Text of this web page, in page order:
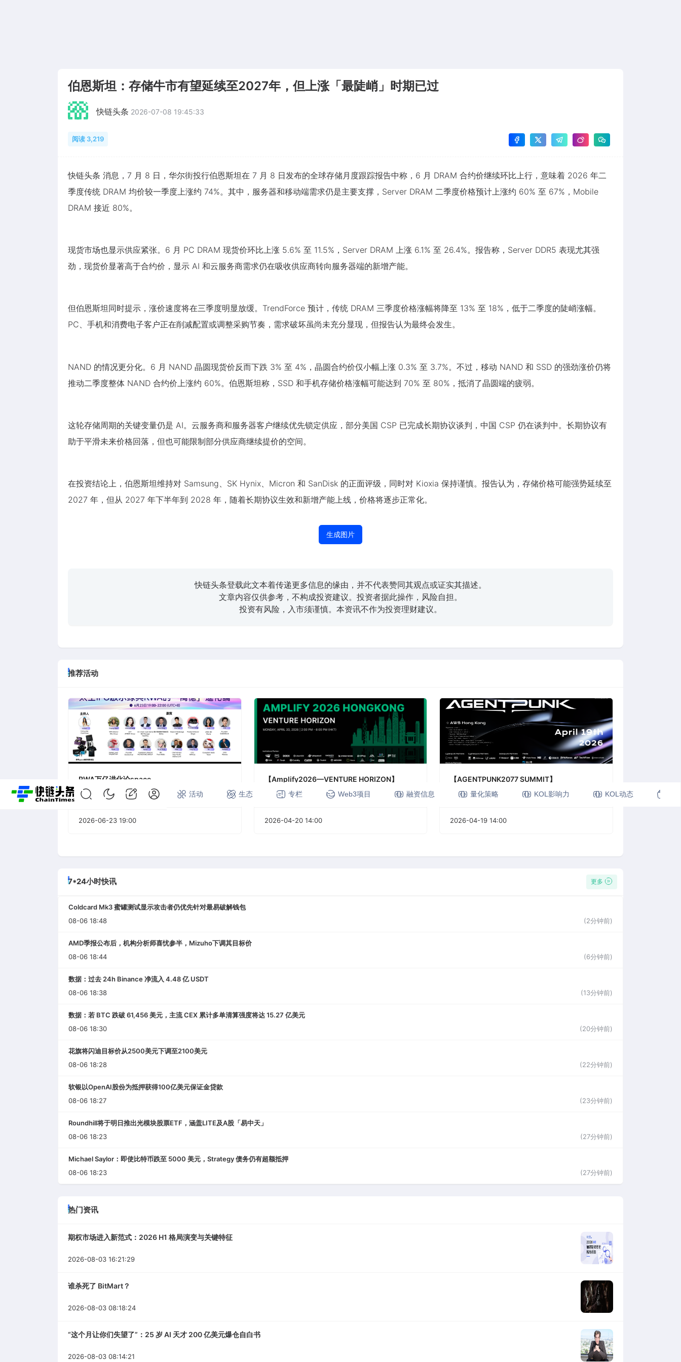
首页 快讯 专题 活动 生态 专栏 Web3项目 融资信息 量化策略 KOL影响力 KOL动态
伯恩斯坦：存储牛市有望延续至2027年，但上涨「最陡峭」时期已过
快链头条 2026-07-08 19:45:33
阅读 3,219
快链头条 消息，7 月 8 日，华尔街投行伯恩斯坦在 7 月 8 日发布的全球存储月度跟踪报告中称，6 月 DRAM 合约价继续环比上行，意味着 2026 年二
季度传统 DRAM 均价较一季度上涨约 74%。其中，服务器和移动端需求仍是主要支撑，Server DRAM 二季度价格预计上涨约 60% 至 67%，Mobile
DRAM 接近 80%。
现货市场也显示供应紧张。6 月 PC DRAM 现货价环比上涨 5.6% 至 11.5%，Server DRAM 上涨 6.1% 至 26.4%。报告称，Server DDR5 表现尤其强
劲，现货价显著高于合约价，显示 AI 和云服务商需求仍在吸收供应商转向服务器端的新增产能。
但伯恩斯坦同时提示，涨价速度将在三季度明显放缓。TrendForce 预计，传统 DRAM 三季度价格涨幅将降至 13% 至 18%，低于二季度的陡峭涨幅。
PC、手机和消费电子客户正在削减配置或调整采购节奏，需求破坏虽尚未充分显现，但报告认为最终会发生。
NAND 的情况更分化。6 月 NAND 晶圆现货价反而下跌 3% 至 4%，晶圆合约价仅小幅上涨 0.3% 至 3.7%。不过，移动 NAND 和 SSD 的强劲涨价仍将
推动二季度整体 NAND 合约价上涨约 60%。伯恩斯坦称，SSD 和手机存储价格涨幅可能达到 70% 至 80%，抵消了晶圆端的疲弱。
这轮存储周期的关键变量仍是 AI。云服务商和服务器客户继续优先锁定供应，部分美国 CSP 已完成长期协议谈判，中国 CSP 仍在谈判中。长期协议有
助于平滑未来价格回落，但也可能限制部分供应商继续提价的空间。
在投资结论上，伯恩斯坦维持对 Samsung、SK Hynix、Micron 和 SanDisk 的正面评级，同时对 Kioxia 保持谨慎。报告认为，存储价格可能强势延续至
2027 年，但从 2027 年下半年到 2028 年，随着长期协议生效和新增产能上线，价格将逐步正常化。
生成图片
快链头条登载此文本着传递更多信息的缘由，并不代表赞同其观点或证实其描述。
文章内容仅供参考，不构成投资建议。投资者据此操作，风险自担。
投资有风险，入市须谨慎。本资讯不作为投资理财建议。
推荐活动
RWA万亿进化论space
2026-06-23 19:00
【Amplify2026—VENTURE HORIZON】
2026-04-20 14:00
【AGENTPUNK2077 SUMMIT】
2026-04-19 14:00
7*24小时快讯 更多
Coldcard Mk3 蜜罐测试显示攻击者仍优先针对最易破解钱包
08-06 18:48
(2分钟前)
AMD季报公布后，机构分析师喜忧参半，Mizuho下调其目标价
08-06 18:44
(6分钟前)
数据：过去 24h Binance 净流入 4.48 亿 USDT
08-06 18:38
(13分钟前)
数据：若 BTC 跌破 61,456 美元，主流 CEX 累计多单清算强度将达 15.27 亿美元
08-06 18:30
(20分钟前)
花旗将闪迪目标价从2500美元下调至2100美元
08-06 18:28
(22分钟前)
软银以OpenAI股份为抵押获得100亿美元保证金贷款
08-06 18:27
(23分钟前)
Roundhill将于明日推出光模块股票ETF，涵盖LITE及A股「易中天」
08-06 18:23
(27分钟前)
Michael Saylor：即使比特币跌至 5000 美元，Strategy 债务仍有超额抵押
08-06 18:23
(27分钟前)
热门资讯
期权市场进入新范式：2026 H1 格局演变与关键特征
2026-08-03 16:21:29
谁杀死了 BitMart？
2026-08-03 08:18:24
“这个月让你们失望了”：25 岁 AI 天才 200 亿美元爆仓自白书
2026-08-03 08:14:21